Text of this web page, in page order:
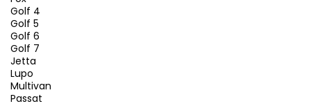
Golf 4
Golf 5
Golf 6
Golf 7
Jetta
Lupo
Multivan
Passat